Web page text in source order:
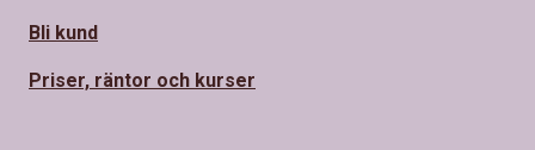
Bli kund
Priser, räntor och kurser